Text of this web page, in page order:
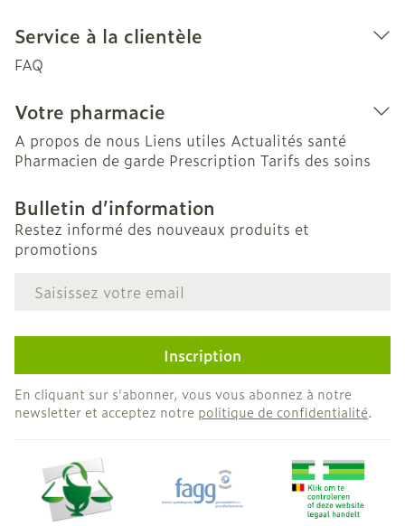
Service à la clientèle
FAQ
Votre pharmacie
A propos de nous Liens utiles Actualités santé
Pharmacien de garde Prescription Tarifs des soins
Bulletin d’information
Restez informé des nouveaux produits et
promotions
Adresse mail
Inscription
En cliquant sur s'abonner, vous vous abonnez à notre
newsletter et acceptez notre politique de confidentialité.